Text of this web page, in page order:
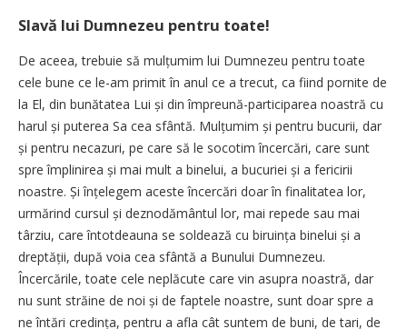
Slavă lui Dumnezeu pentru toate!
De aceea, trebuie să mulțumim lui Dumnezeu pentru toate
cele bune ce le-am primit în anul ce a trecut, ca fiind pornite de
la El, din bunătatea Lui și din împreună-participarea noastră cu
harul și puterea Sa cea sfântă. Mulțu­mim și pentru bucurii, dar
și pentru necazuri, pe care să le socotim încercări, care sunt
spre împlinirea și mai mult a binelui, a bucuriei și a fericirii
noastre. Și înțelegem aceste încercări doar în finalitatea lor,
urmărind cursul și deznodământul lor, mai repede sau mai
târziu, care întotdeauna se soldează cu biruința binelui și a
dreptății, după voia cea sfântă a Bunului Dumnezeu.
Încercările, toate cele neplăcute care vin asupra noastră, dar
nu sunt străine de noi și de faptele noastre, sunt doar spre a
ne întări credința, pentru a afla cât suntem de buni, de tari, de